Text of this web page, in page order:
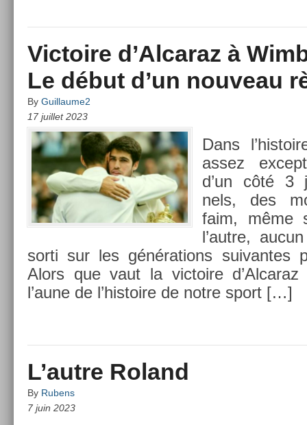
Victoire d’Alcaraz à
Le début d’un nouveau
By Guillaume2
17 juillet 2023
Dans
assez
d’un côté 3
nels, des
faim, même
l’autre,
sorti sur les généra­tions suivan­tes
Alors que vaut la vic­toire
l’aune de l’his­toire de notre sport […]
L’autre Roland
By Rubens
7 juin 2023